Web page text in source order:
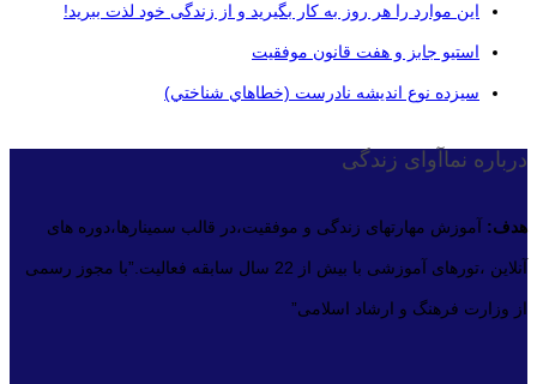
این موارد را هر روز به کار بگیرید و از زندگی خود لذت ببرید!
استیو جابز و هفت قانون موفقیت
سيزده نوع انديشه نادرست (خطاهاي شناختي)
درباره نماآوای زندگی
هدف: آموزش مهارتهای زندگی و موفقیت،در قالب سمینارها،دوره های
آنلاین ،تورهای آموزشی با بیش از 22 سال سابقه فعالیت.”با مجوز رسمی
از وزارت فرهنگ و ارشاد اسلامی”